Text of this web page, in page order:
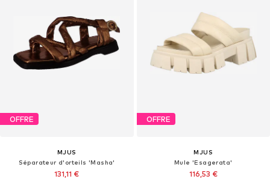
OFFRE
MJUS
Séparateur d'orteils 'Masha'
131,11 €
OFFRE
MJUS
Mule 'Esagerata'
116,53 €